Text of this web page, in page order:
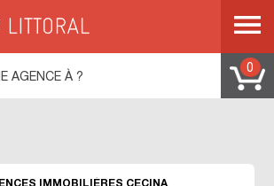
$idUser in
annuaire.php
du littoral>Agences immobili&eagrave;res
CECINA
AGENCE À ?
0
IMMOBILIÈRES CECINA